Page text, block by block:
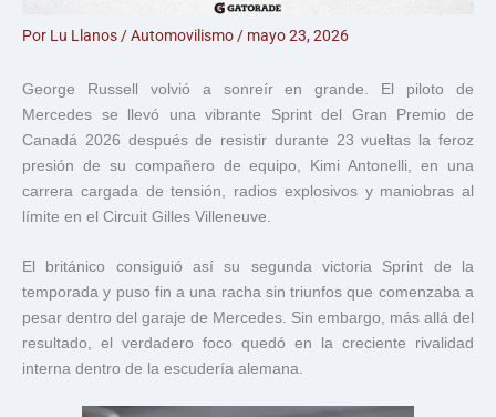
Por Lu Llanos /Automovilismo / mayo 23, 2026
George Russell
volvió a sonreír en grande. El piloto de
Mercedes se llevó una vibrante Sprint del Gran Premio de
Canadá 2026 después de resistir durante 23 vueltas la feroz
presión de su compañero de equipo,
Kimi Antonelli, en una
carrera cargada de tensión, radios explosivos y maniobras al
límite en el Circuit Gilles Villeneuve.
El británico consiguió así su segunda victoria Sprint de la
temporada y puso fin a una racha sin triunfos que comenzaba a
pesar dentro del garaje de Mercedes. Sin embargo, más allá del
resultado, el verdadero foco quedó en la creciente rivalidad
interna dentro de la escudería alemana.